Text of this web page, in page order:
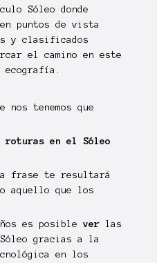
Sóleo donde
puntos de vista
y clasificados
el camino en este
ecografía.
nos tenemos que
roturas en el Sóleo
frase te resultará
aquello que los
es posible verlas
gracias a la
en los